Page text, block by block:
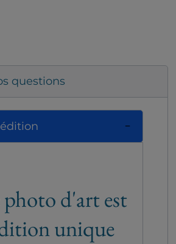
questions
d'art est
unique